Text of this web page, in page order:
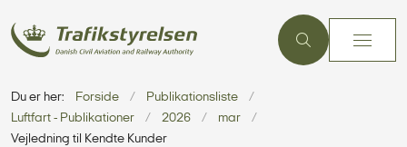
Du er her: Forside
Publikationsliste
Luftfart - Publikationer
2026
mar
Vejledning til Kendte Kunder